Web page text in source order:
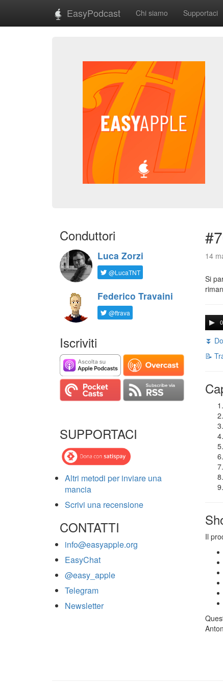
EasyPodcast Chi siamo Supportaci
Conduttori
Luca Zorzi
@LucaTNT
Federico Travaini
@ftrava
Iscriviti
SUPPORTACI
Altri metodi per inviare una
mancia
Scrivi una recensione
CONTATTI
info@easyapple.org
EasyChat
@easy_apple
Telegram
Newsletter
14
Si
⏬
📝
Il